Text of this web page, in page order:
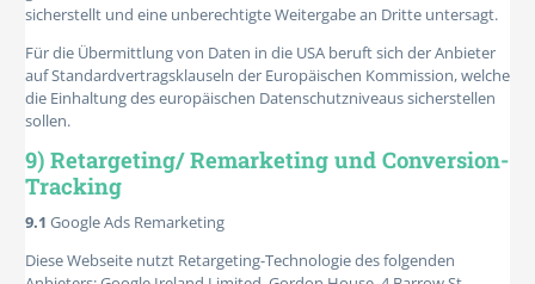
sicherstellt und eine unberechtigte Weitergabe an Dritte untersagt.
Für die Übermittlung von Daten in die USA beruft sich der Anbieter
auf Standardvertragsklauseln der Europäischen Kommission, welche
die Einhaltung des europäischen Datenschutzniveaus sicherstellen
sollen.
9) Retargeting/ Remarketing und Conversion-
Tracking
9.1 Google Ads Remarketing
Diese Webseite nutzt Retargeting-Technologie des folgenden